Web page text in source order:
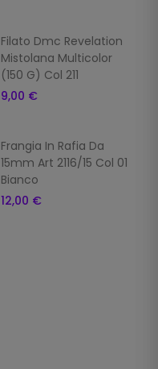
Filato Dmc Revelation
Mistolana Multicolor
(150 G) Col 211
9,00 €
Frangia In Rafia Da
15mm Art 2116/15 Col 01
Bianco
12,00 €